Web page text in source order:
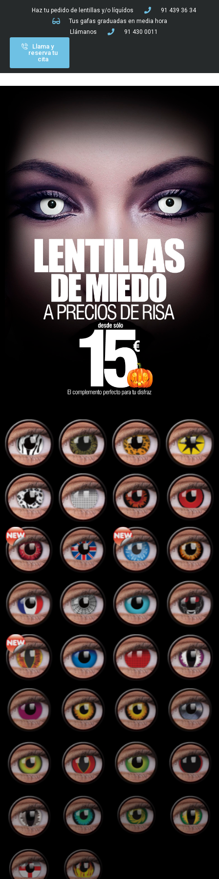
Haz tu pedido de lentillas y/o líquídos
91 439 36 34
Tus gafas graduadas en media hora
Llámanos
91 430 0011
Llama y
reserva tu
cita